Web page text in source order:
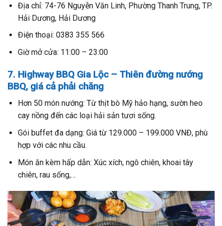
Địa chỉ: 74-76 Nguyễn Văn Linh, Phường Thanh Trung, TP.
Hải Dương, Hải Dương
Điện thoại: 0383 355 566
Giờ mở cửa: 11:00 – 23:00
7. Highway BBQ Gia Lộc – Thiên đường nướng
BBQ, giá cả phải chăng
Hơn 50 món nướng: Từ thịt bò Mỹ hảo hạng, sườn heo
cay nồng đến các loại hải sản tươi sống.
Gói buffet đa dạng: Giá từ 129.000 – 199.000 VNĐ, phù
hợp với các nhu cầu.
Món ăn kèm hấp dẫn: Xúc xích, ngô chiên, khoai tây
chiên, rau sống,…